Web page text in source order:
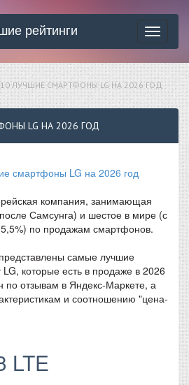
Toggle
рейтинги
ЛУЧШИЕ СМАРТФОНЫ LG НА 2026 ГОД
LG НА 2026 ГОД
компания, занимающая
Самсунга) и шестое в мире (с
по продажам смартфонов.
самые лучшие
которые есть в продаже в 2026
по отзывам в Яндекс-Маркете, а
и соотношению "цена-
LTE